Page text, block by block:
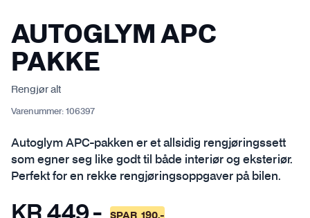
AUTOGLYM APC
PAKKE
Rengjør alt
Varenummer: 106397
Autoglym APC-pakken er et allsidig rengjøringssett
som egner seg like godt til både interiør og eksteriør.
Perfekt for en rekke rengjøringsoppgaver på bilen.
SPAR 190,-